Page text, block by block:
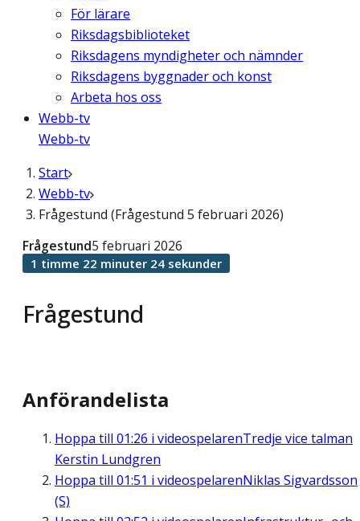
För lärare
Riksdagsbiblioteket
Riksdagens myndigheter och nämnder
Riksdagens byggnader och konst
Arbeta hos oss
Webb-tv
Webb-tv
Start
Webb-tv
Frågestund (Frågestund 5 februari 2026)
Frågestund
Frågestund5 februari 2026
1 timme 22 minuter 24 sekunder
Anförandelista
Hoppa till 01:26 i videospelarenTredje vice talman
Kerstin Lundgren
Hoppa till 01:51 i videospelarenNiklas Sigvardsson
(S)